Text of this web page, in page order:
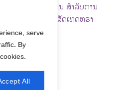
serve
By
All
ຍາຍໂອກາດເຂົ້າຮຽນ ສຳລັບການ
ຄຸ້ມຄອງໂດຍ ບໍລິສັດເທດທຣາ